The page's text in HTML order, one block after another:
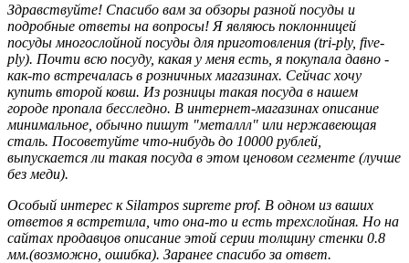
Здравствуйте! Спасибо вам за обзоры разной посуды и
подробные ответы на вопросы! Я являюсь поклонницей
посуды многослойной посуды для приготовления (tri-ply, five-
ply). Почти всю посуду, какая у меня есть, я покупала давно -
как-то встречалась в розничных магазинах. Сейчас хочу
купить второй ковш. Из розницы такая посуда в нашем
городе пропала бесследно. В интернет-магазинах описание
минимальное, обычно пишут "металлл" или нержавеющая
сталь. Посоветуйте что-нибудь до 10000 рублей,
выпускается ли такая посуда в этом ценовом сегменте (лучше
без меди).
Особый интерес к Silampos supreme prof. В одном из ваших
ответов я встретила, что она-то и есть трехслойная. Но на
сайтах продавцов описание этой серии толщину стенки 0.8
мм.(возможно, ошибка). Заранее спасибо за ответ.